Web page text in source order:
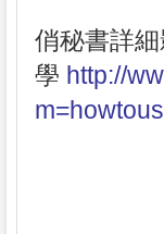
俏秘書詳
學 http://